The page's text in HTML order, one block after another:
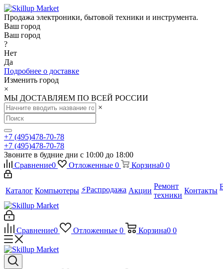
Продажа электроники, бытовой техники и инструмента.
Ваш город
Ваш город
?
Нет
Да
Подробнее о доставке
Изменить город
×
МЫ ДОСТАВЛЯЕМ ПО ВСЕЙ РОССИИ
×
+7 (495)478-70-78
+7 (495)478-70-78
Звоните в будние дни с 10:00 до 18:00
Сравнение0 Отложенные 0 Корзина0 0
Каталог Компьютеры ⚡️Распродажа Акции
Ремонт
техники
Контакты
Сравнение0 Отложенные 0 Корзина0 0